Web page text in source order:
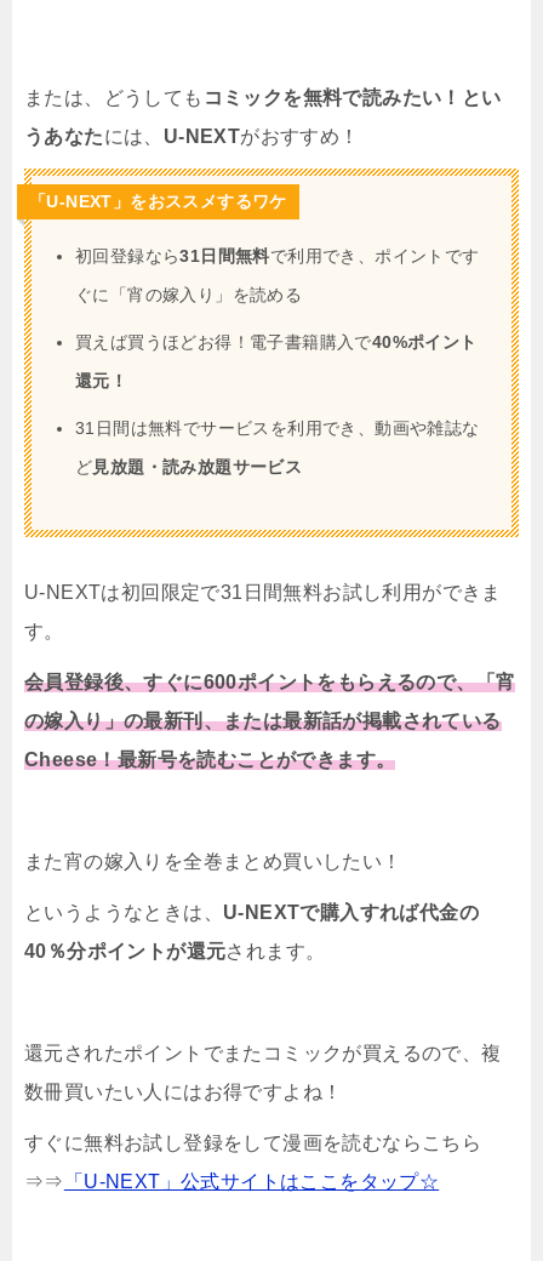
または、どうしても コミックを無料で読みたい！とい
うあなたには、 U-NEXTがおすすめ！
「U-NEXT」をおススメするワケ
初回登録なら31日間無料で利用でき、ポイントです
ぐに「宵の嫁入り」を読める
買えば買うほどお得！電子書籍購入で40%ポイント
還元！
31日間は無料でサービスを利用でき、動画や雑誌な
ど見放題・読み放題サービス
U-NEXTは初回限定で31日間無料お試し利用ができま
す。
会員登録後、すぐに600ポイントをもらえるので、「宵
の嫁入り」の最新刊、または最新話が掲載されている
Cheese！最新号を読むことができます。
また宵の嫁入りを全巻まとめ買いしたい！
というようなときは、 U-NEXTで購入すれば代金の
40％分ポイントが還元されます。
還元されたポイントでまたコミックが買えるので、複
数冊買いたい人にはお得ですよね！
すぐに無料お試し登録をして漫画を読むならこちら
⇒⇒
「U-NEXT」公式サイトはここをタップ☆